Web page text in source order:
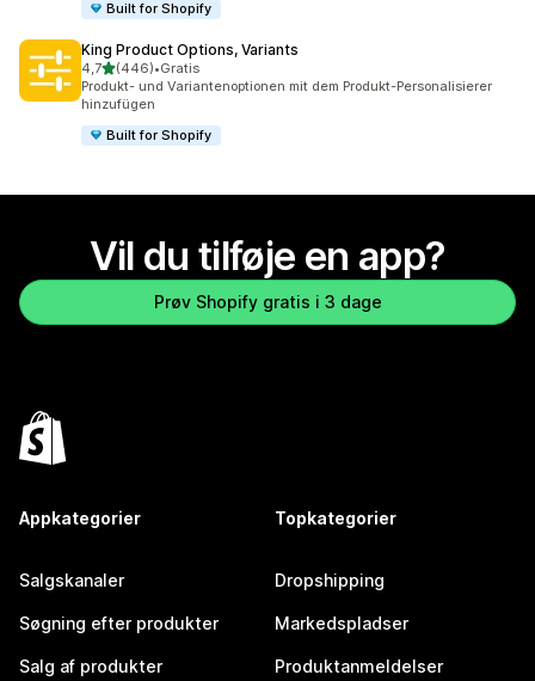
Built for Shopify
King Product Options, Variants
4,7ud af 5 stjerner
(446)
446 anmeldelser i alt
•Gratis
Produkt- und Variantenoptionen mit dem Produkt-Personalisierer
hinzufügen
Built for Shopify
Vil du tilføje en app?
Prøv Shopify gratis i 3 dage
Appkategorier
Salgskanaler
Søgning efter produkter
Salg af produkter
Topkategorier
Dropshipping
Markedspladser
Produktanmeldelser